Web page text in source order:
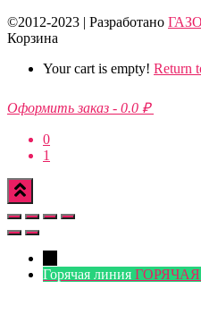
©2012-2023 | Разработано
Корзина
Your cart is empty! Return
Оформить заказ - 0.0 ₽
0
1
Горячая линия